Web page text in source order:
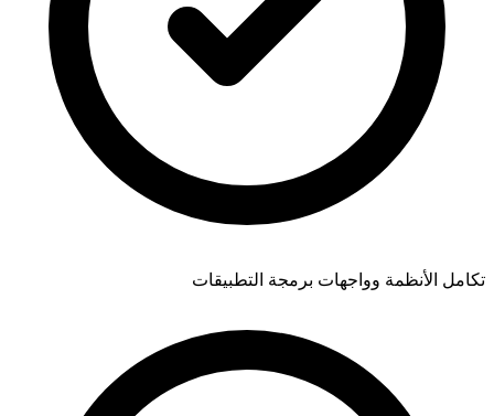
تكامل الأنظمة وواجهات برمجة التطبيقات